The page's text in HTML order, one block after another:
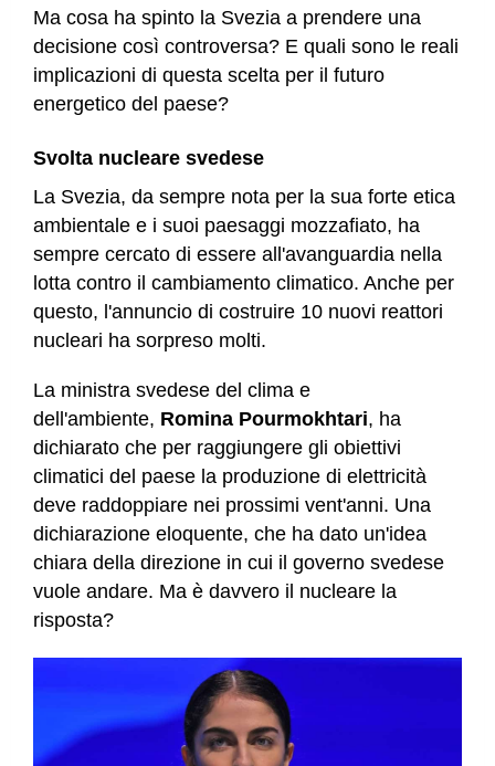
Ma cosa ha spinto la Svezia a prendere una
decisione così controversa? E quali sono le reali
implicazioni di questa scelta per il futuro
energetico del paese?
Svolta nucleare svedese
La Svezia, da sempre nota per la sua forte etica
ambientale e i suoi paesaggi mozzafiato, ha
sempre cercato di essere all'avanguardia nella
lotta contro il cambiamento climatico. Anche per
questo, l'annuncio di costruire 10 nuovi reattori
nucleari ha sorpreso molti.
La ministra svedese del clima e
dell'ambiente, Romina Pourmokhtari, ha
dichiarato che per raggiungere gli obiettivi
climatici del paese la produzione di elettricità
deve raddoppiare nei prossimi vent'anni. Una
dichiarazione eloquente, che ha dato un'idea
chiara della direzione in cui il governo svedese
vuole andare. Ma è davvero il nucleare la
risposta?